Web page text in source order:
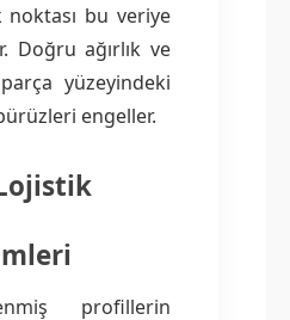
bu veriye
Doğru ağırlık ve
yüzeyindeki
engeller.
profillerin